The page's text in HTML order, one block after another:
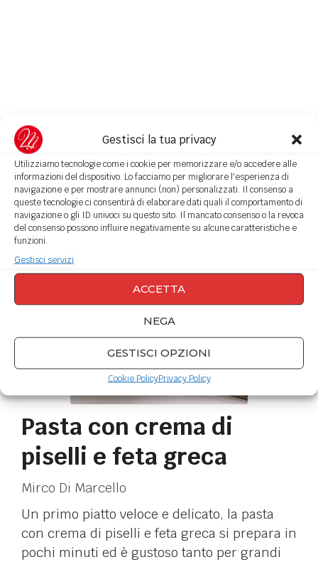
Gestisci la tua privacy
Utilizziamo tecnologie come i cookie per memorizzare e/o accedere alle
informazioni del dispositivo. Lo facciamo per migliorare l'esperienza di
navigazione e per mostrare annunci (non) personalizzati. Il consenso a
queste tecnologie ci consentirà di elaborare dati quali il comportamento di
navigazione o gli ID univoci su questo sito. Il mancato consenso o la revoca
del consenso possono influire negativamente su alcune caratteristiche e
funzioni.
Gestisci servizi
ACCETTA
NEGA
GESTISCI OPZIONI
Cookie PolicyPrivacy Policy
Pasta con crema di
piselli e feta greca
Mirco Di Marcello
Un primo piatto veloce e delicato, la pasta
con crema di piselli e feta greca si prepara in
pochi minuti ed è gustoso tanto per grandi